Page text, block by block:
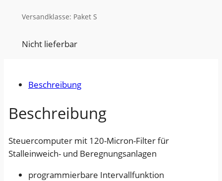
Versandklasse: Paket S
Nicht lieferbar
Beschreibung
Beschreibung
Steuercomputer mit 120-Micron-Filter für
Stalleinweich- und Beregnungsanlagen
programmierbare Intervallfunktion